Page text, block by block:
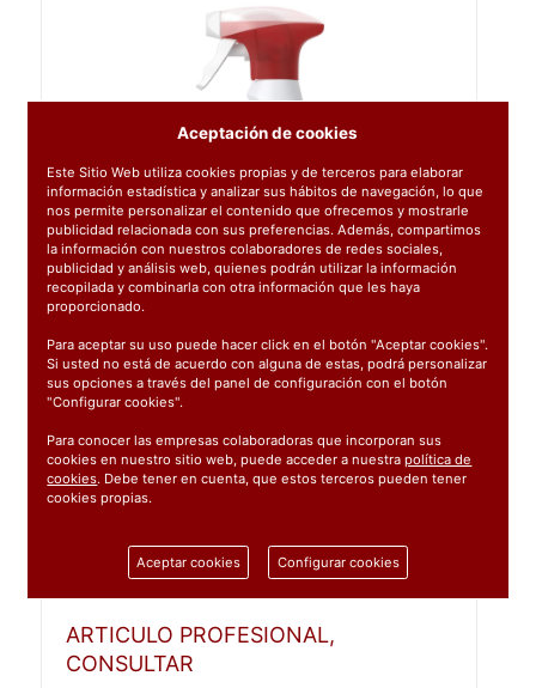
1 unidad
ARTICULO PROFESIONAL,
CONSULTAR
Aceptación de cookies
Este Sitio Web utiliza cookies propias y de terceros para elaborar
información estadística y analizar sus hábitos de navegación, lo que
nos permite personalizar el contenido que ofrecemos y mostrarle
publicidad relacionada con sus preferencias. Además, compartimos
la información con nuestros colaboradores de redes sociales,
publicidad y análisis web, quienes podrán utilizar la información
recopilada y combinarla con otra información que les haya
proporcionado.
Para aceptar su uso puede hacer click en el botón "Aceptar cookies".
Si usted no está de acuerdo con alguna de estas, podrá personalizar
sus opciones a través del panel de configuración con el botón
"Configurar cookies".
Para conocer las empresas colaboradoras que incorporan sus
cookies en nuestro sitio web, puede acceder a nuestrapolítica de
cookies. Debe tener en cuenta, que estos terceros pueden tener
cookies propias.
Aceptar cookies Configurar cookies